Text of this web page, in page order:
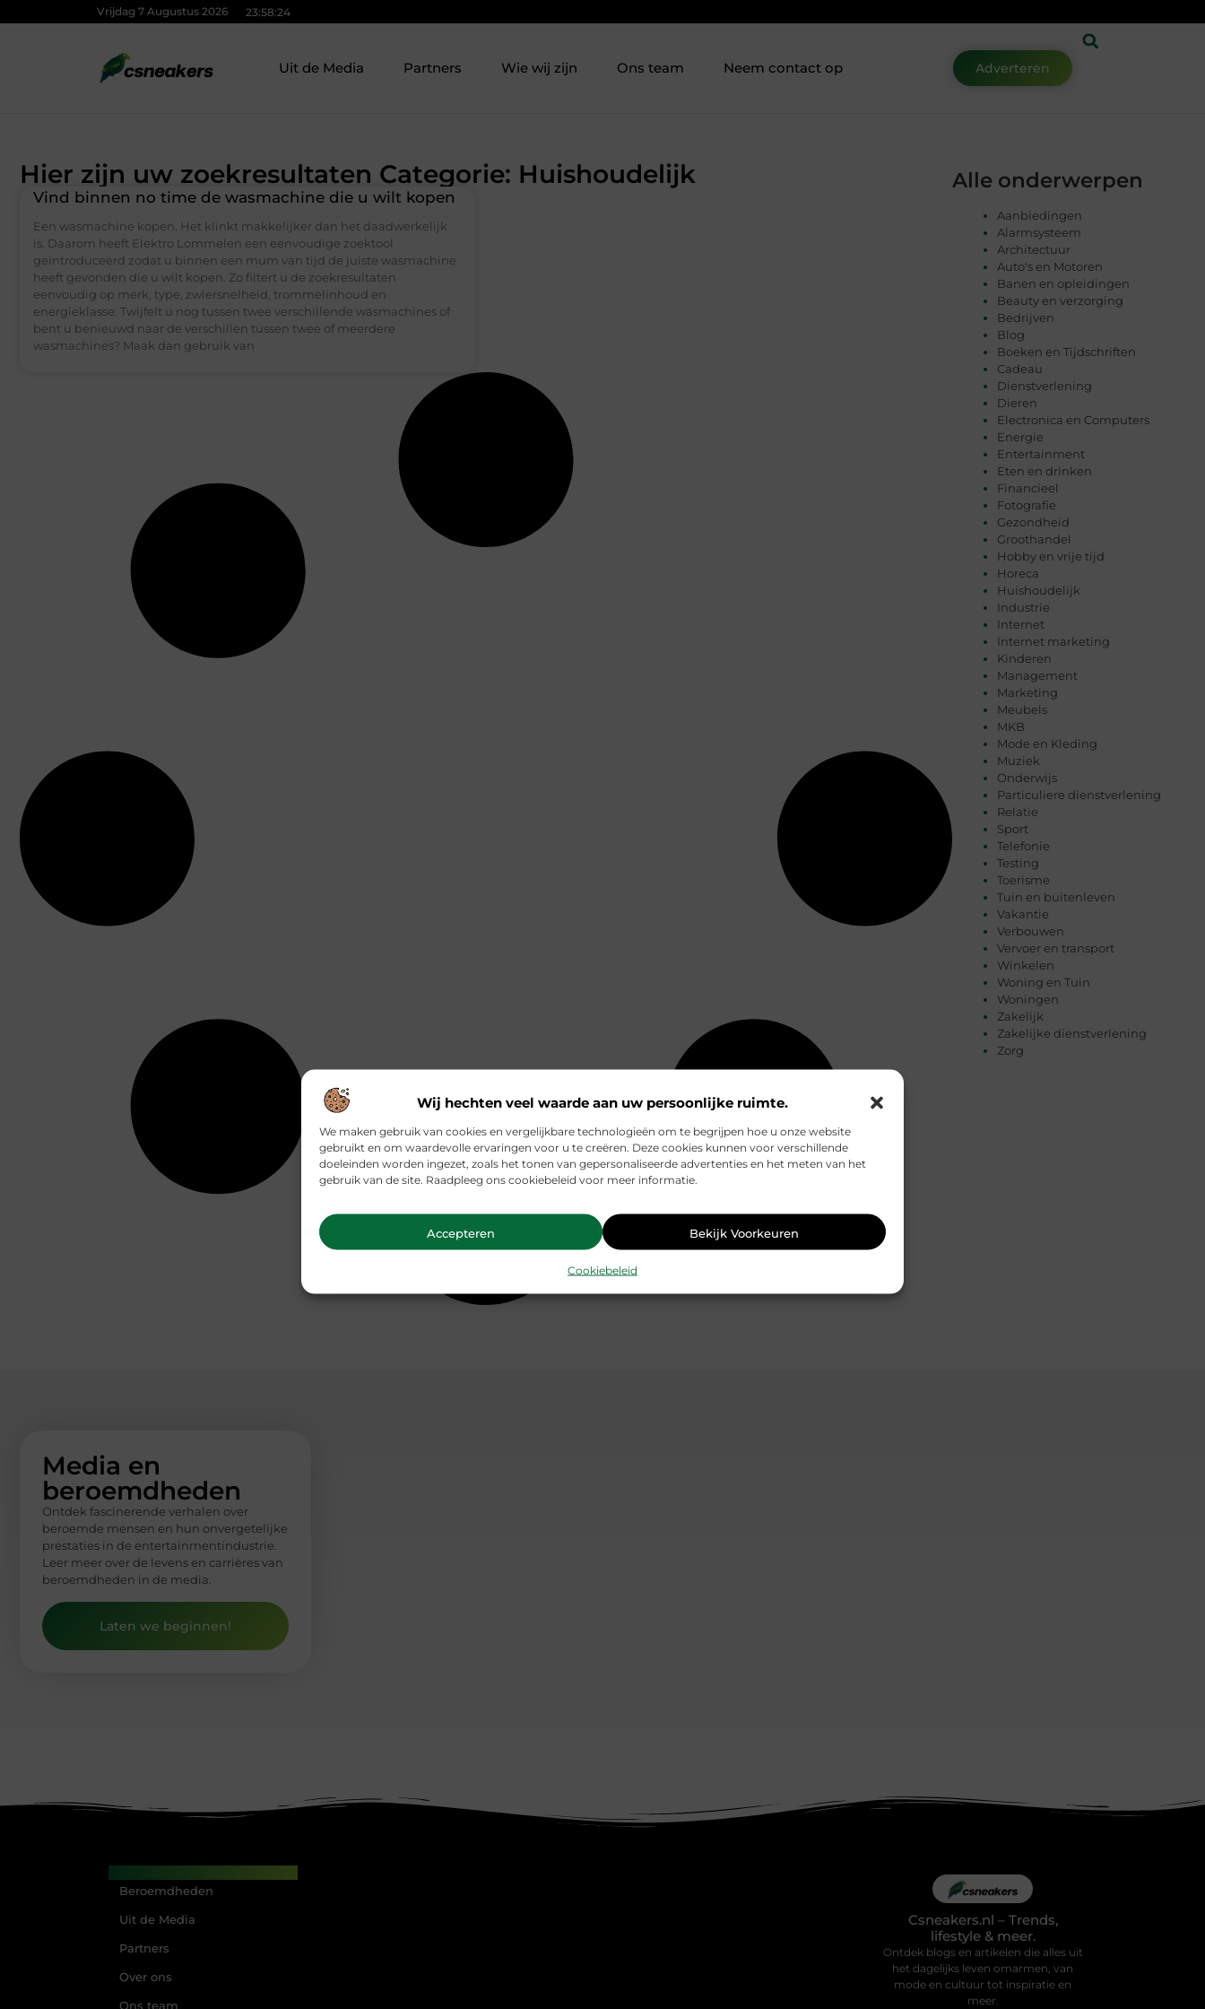
Wij hechten veel waarde aan uw persoonlijke ruimte.
We maken gebruik van cookies en vergelijkbare technologieën om te begrijpen hoe u onze website
gebruikt en om waardevolle ervaringen voor u te creëren. Deze cookies kunnen voor verschillende
doeleinden worden ingezet, zoals het tonen van gepersonaliseerde advertenties en het meten van het
gebruik van de site. Raadpleeg ons cookiebeleid voor meer informatie.
Accepteren Bekijk Voorkeuren
Cookiebeleid
Vrijdag 7 Augustus 2026 23:58:24
Uit de Media Partners Wie wij zijn Ons team Neem contact op Adverteren
Hier zijn uw zoekresultaten Categorie: Huishoudelijk
Vind binnen no time de wasmachine die u wilt kopen
Een wasmachine kopen. Het klinkt makkelijker dan het daadwerkelijk
is. Daarom heeft Elektro Lommelen een eenvoudige zoektool
geïntroduceerd zodat u binnen een mum van tijd de juiste wasmachine
heeft gevonden die u wilt kopen. Zo filtert u de zoekresultaten
eenvoudig op merk, type, zwiersnelheid, trommelinhoud en
energieklasse. Twijfelt u nog tussen twee verschillende wasmachines of
bent u benieuwd naar de verschillen tussen twee of meerdere
wasmachines? Maak dan gebruik van
Alle onderwerpen
Aanbiedingen
Alarmsysteem
Architectuur
Auto's en Motoren
Banen en opleidingen
Beauty en verzorging
Bedrijven
Blog
Boeken en Tijdschriften
Cadeau
Dienstverlening
Dieren
Electronica en Computers
Energie
Entertainment
Eten en drinken
Financieel
Fotografie
Gezondheid
Groothandel
Hobby en vrije tijd
Horeca
Huishoudelijk
Industrie
Internet
Internet marketing
Kinderen
Management
Marketing
Meubels
MKB
Mode en Kleding
Muziek
Onderwijs
Particuliere dienstverlening
Relatie
Sport
Telefonie
Testing
Toerisme
Tuin en buitenleven
Vakantie
Verbouwen
Vervoer en transport
Winkelen
Woning en Tuin
Woningen
Zakelijk
Zakelijke dienstverlening
Zorg
Media en
beroemdheden
Ontdek fascinerende verhalen over
beroemde mensen en hun onvergetelijke
prestaties in de entertainmentindustrie.
Leer meer over de levens en carrières van
beroemdheden in de media.
Laten we beginnen!
Beroemdheden
Uit de Media
Partners
Over ons
Ons team
Csneakers.nl – Trends,
lifestyle & meer.
Ontdek blogs en artikelen die alles uit
het dagelijks leven omarmen, van
mode en cultuur tot inspiratie en
meer.